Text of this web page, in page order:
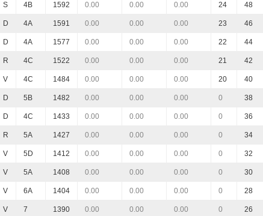
S 4B 1592 0.00 0.00 0.00 24 48
D 4A 1591 0.00 0.00 0.00 23 46
D 4A 1577 0.00 0.00 0.00 22 44
R 4C 1522 0.00 0.00 0.00 21 42
V 4C 1484 0.00 0.00 0.00 20 40
D 5B 1482 0.00 0.00 0.00 0 38
D 4C 1433 0.00 0.00 0.00 0 36
R 5A 1427 0.00 0.00 0.00 0 34
V 5D 1412 0.00 0.00 0.00 0 32
V 5A 1408 0.00 0.00 0.00 0 30
V 6A 1404 0.00 0.00 0.00 0 28
V 7 1390 0.00 0.00 0.00 0 26